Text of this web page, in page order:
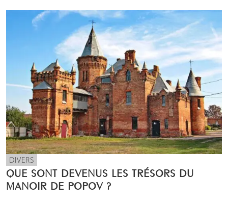
DIVERS
QUE SONT DEVENUS LES TRÉSORS DU
MANOIR DE POPOV ?